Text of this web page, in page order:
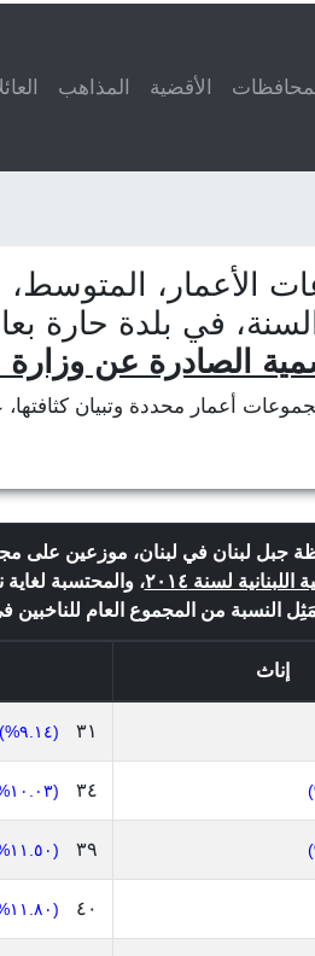
الأقضية المذاهب
الأعمار،
في بلدة حارة
الصادرة عن وزارة
أعمار محددة وتبيان كثافتها،
جبل لبنان في لبنان، موزعين على
اللبنانية لسنة ٢٠١٤
، والمحتسبة لغاية
النسبة من المجموع العام للناخبين في
إناث
٣١ (٩.١٤%)
٣٤ (١٠.٠٣%)
٣٩ (١١.٥٠%)
٤٠ (١١.٨٠%)